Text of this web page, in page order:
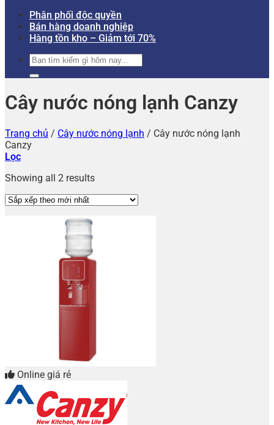
Phân phối độc quyền
Bán hàng doanh nghiệp
Hàng tồn kho – Giảm tới 70%
Tìm
kiếm:
Cây nước nóng lạnh Canzy
Trang chủ / Cây nước nóng lạnh / Cây nước nóng lạnh
Canzy
Lọc
Showing all 2 results
Online giá rẻ